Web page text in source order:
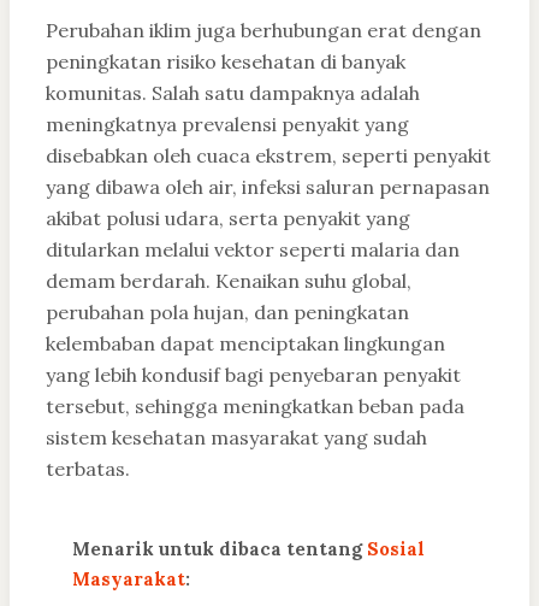
Perubahan iklim juga berhubungan erat dengan
peningkatan risiko kesehatan di banyak
komunitas. Salah satu dampaknya adalah
meningkatnya prevalensi penyakit yang
disebabkan oleh cuaca ekstrem, seperti penyakit
yang dibawa oleh air, infeksi saluran pernapasan
akibat polusi udara, serta penyakit yang
ditularkan melalui vektor seperti malaria dan
demam berdarah. Kenaikan suhu global,
perubahan pola hujan, dan peningkatan
kelembaban dapat menciptakan lingkungan
yang lebih kondusif bagi penyebaran penyakit
tersebut, sehingga meningkatkan beban pada
sistem kesehatan masyarakat yang sudah
terbatas.
Menarik untuk dibaca tentang Sosial
Masyarakat: